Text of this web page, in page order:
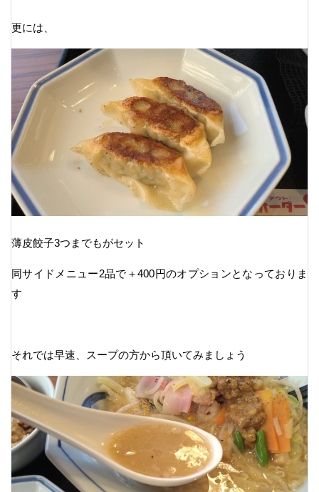
更には、
薄皮餃子3つまでもがセット
同サイドメニュー2品で＋400円のオプションとなっておりま
す
それでは早速、スープの方から頂いてみましょう